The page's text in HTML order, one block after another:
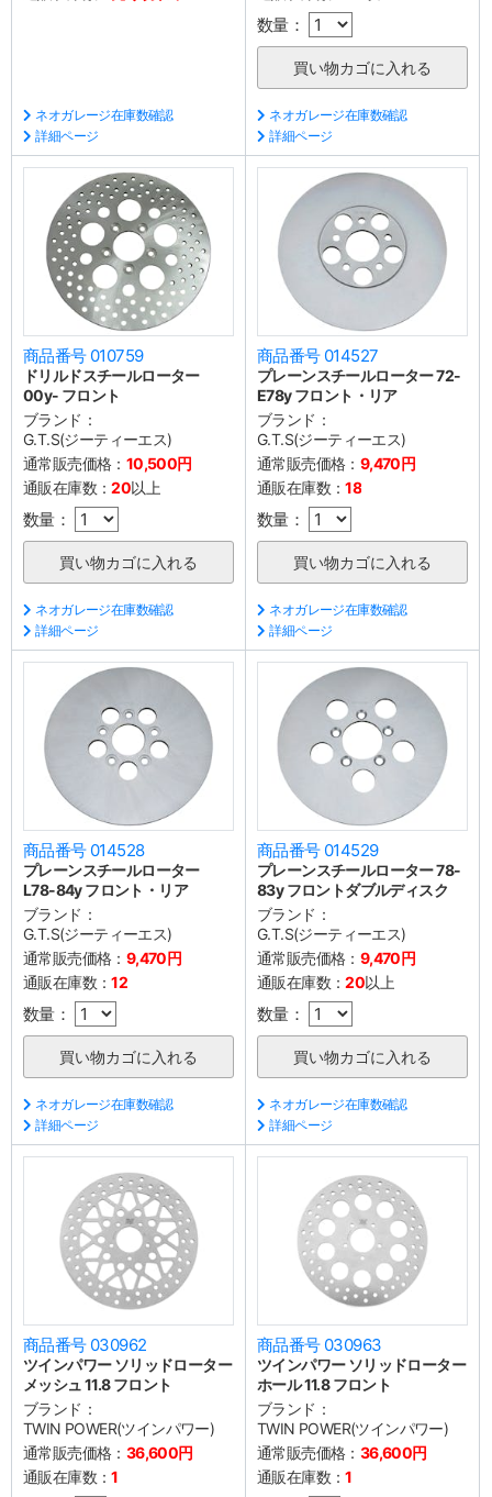
ネオガレージ在庫数確認
詳細ページ
数量：
ネオガレージ在庫数確認
詳細ページ
商品番号 010759
ドリルドスチールローター
00y- フロント
ブランド：
G.T.S(ジーティーエス)
通常販売価格： 10,500円
通販在庫数：20以上
数量：
ネオガレージ在庫数確認
詳細ページ
商品番号 014527
プレーンスチールローター 72-
E78y フロント・リア
ブランド：
G.T.S(ジーティーエス)
通常販売価格： 9,470円
通販在庫数：18
数量：
ネオガレージ在庫数確認
詳細ページ
商品番号 014528
プレーンスチールローター
L78-84y フロント・リア
ブランド：
G.T.S(ジーティーエス)
通常販売価格： 9,470円
通販在庫数：12
数量：
ネオガレージ在庫数確認
詳細ページ
商品番号 014529
プレーンスチールローター 78-
83y フロントダブルディスク
ブランド：
G.T.S(ジーティーエス)
通常販売価格： 9,470円
通販在庫数：20以上
数量：
ネオガレージ在庫数確認
詳細ページ
商品番号 030962
ツインパワー ソリッドローター
メッシュ 11.8 フロント
ブランド：
TWIN POWER(ツインパワー)
通常販売価格： 36,600円
通販在庫数：1
商品番号 030963
ツインパワー ソリッドローター
ホール 11.8 フロント
ブランド：
TWIN POWER(ツインパワー)
通常販売価格： 36,600円
通販在庫数：1